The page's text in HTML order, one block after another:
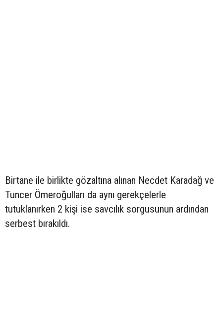
Birtane ile birlikte gözaltına alınan Necdet Karadağ ve
Tuncer Ömeroğulları da aynı gerekçelerle
tutuklanırken 2 kişi ise savcılık sorgusunun ardından
serbest bırakıldı.